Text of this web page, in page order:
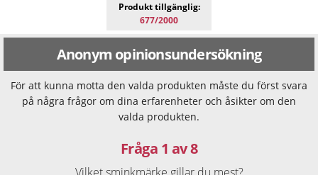
Produkt tillgänglig:
677/2000
Anonym opinionsundersökning
För att kunna motta den valda produkten måste du först svara
på några frågor om dina erfarenheter och åsikter om den
valda produkten.
Fråga 1 av 8